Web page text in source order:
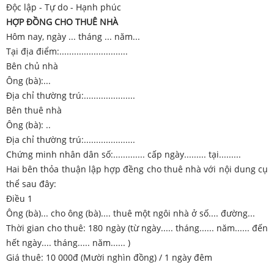
Độc lập - Tự do - Hạnh phúc
HỢP ĐỒNG CHO THUÊ NHÀ
Hôm nay, ngày ... tháng ... năm...
Tại địa điểm:............................
Bên chủ nhà
Ông (bà):...
Địa chỉ thường trú:.....................
Bên thuê nhà
Ông (bà): ..
Địa chỉ thường trú:.....................
Chứng minh nhân dân số:............. cấp ngày......... tại.........
Hai bên thỏa thuận lập hợp đềng cho thuê nhà với nội dung cụ
thể sau đây:
Điều 1
Ông (bà)... cho ông (bà).... thuê một ngôi nhà ở số.... đường...
Thời gian cho thuê: 180 ngày (từ ngày..... tháng...... năm...... đến
hết ngày.... tháng..... năm...... )
Giá thuê: 10 000đ (Mười nghìn đồng) / 1 ngày đêm